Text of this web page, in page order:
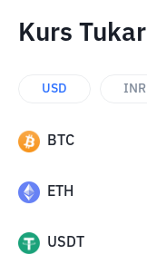
Kurs
USD INR
BTC
ETH
USDT